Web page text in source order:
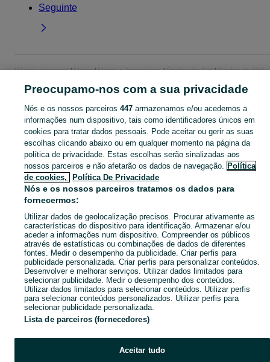
Seguinte
Página principal Moda Malas e Acessórios Óculos de Sol
Óculos de Sol -
CATEGORIA
Navegue pelos últimos anúncios de Óculos de Sol em no OLX Portugal. Compre e venda produtos locais com facilidade e segurança. Mostrar
Mapa do site
Mapa das freguesias
Mapa de mini-sites
Pesquisas populares
Preocupamo-nos com a sua privacidade
Nós e os nossos parceiros 447armazenamos e/ou acedemos a
informações num dispositivo, tais como identificadores únicos em
cookies para tratar dados pessoais. Pode aceitar ou gerir as suas
escolhas clicando abaixo ou em qualquer momento na página da
política de privacidade. Estas escolhas serão sinalizadas aos
nossos parceiros e não afetarão os dados de navegação. Política
de cookies,
Política De Privacidade
Nós e os nossos parceiros tratamos os dados para
fornecermos:
Utilizar dados de geolocalização precisos. Procurar ativamente as
características do dispositivo para identificação. Armazenar e/ou
aceder a informações num dispositivo. Compreender os públicos
através de estatísticas ou combinações de dados de diferentes
fontes. Medir o desempenho da publicidade. Criar perfis para
publicidade personalizada. Criar perfis para personalizar conteúdos.
Desenvolver e melhorar serviços. Utilizar dados limitados para
selecionar publicidade. Medir o desempenho dos conteúdos.
Utilizar dados limitados para selecionar conteúdos. Utilizar perfis
para selecionar conteúdos personalizados. Utilizar perfis para
selecionar publicidade personalizada.
Lista de parceiros (fornecedores)
Aceitar tudo